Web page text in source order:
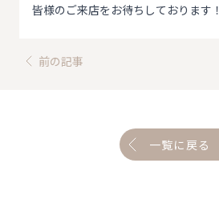
皆様のご来店をお待ちしております！
前の記事
一覧に戻る